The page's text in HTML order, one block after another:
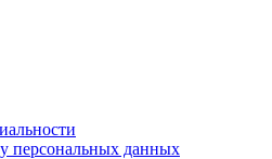
персональных данных